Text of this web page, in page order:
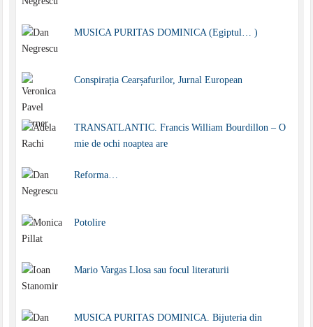
MUSICA PURITAS DOMINICA (Egiptul… )
Conspirația Cearșafurilor, Jurnal European
TRANSATLANTIC. Francis William Bourdillon – O
mie de ochi noaptea are
Reforma…
Potolire
Mario Vargas Llosa sau focul literaturii
MUSICA PURITAS DOMINICA. Bijuteria din